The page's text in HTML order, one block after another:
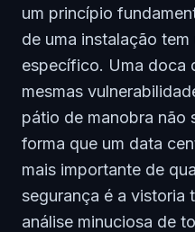
um princípio
de uma instalação
específico. Uma doca
mesmas
pátio de manobra não
forma que um data
mais importante de
segurança é a vistoria
análise minuciosa de